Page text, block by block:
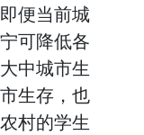
便当前城
可降低各
中城市生
生存，也
村的学生